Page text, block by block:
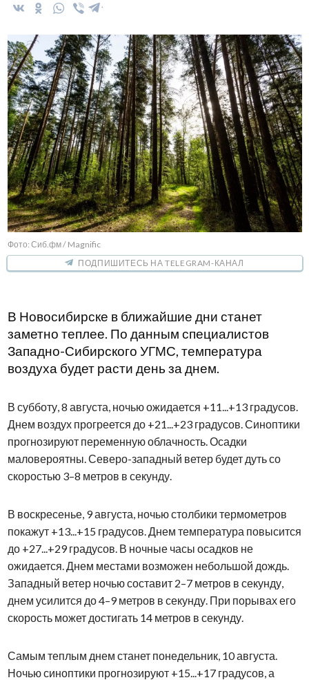
Фото: Сиб.фм / Magnific
ПОДПИШИТЕСЬ НА TELEGRAM-КАНАЛ
В Новосибирске в ближайшие дни станет
заметно теплее. По данным специалистов
Западно-Сибирского УГМС, температура
воздуха будет расти день за днем.
В субботу, 8 августа, ночью ожидается +11...+13 градусов.
Днем воздух прогреется до +21...+23 градусов. Синоптики
прогнозируют переменную облачность. Осадки
маловероятны. Северо-западный ветер будет дуть со
скоростью 3–8 метров в секунду.
В воскресенье, 9 августа, ночью столбики термометров
покажут +13...+15 градусов. Днем температура повысится
до +27...+29 градусов. В ночные часы осадков не
ожидается. Днем местами возможен небольшой дождь.
Западный ветер ночью составит 2–7 метров в секунду,
днем усилится до 4–9 метров в секунду. При порывах его
скорость может достигать 14 метров в секунду.
Самым теплым днем станет понедельник, 10 августа.
Ночью синоптики прогнозируют +15...+17 градусов, а